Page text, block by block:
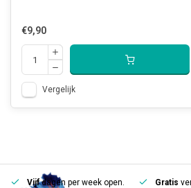
€9,90
Vergelijk
Vijfdagen per week open. Gratis